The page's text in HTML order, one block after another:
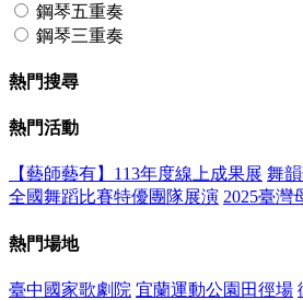
鋼琴五重奏
鋼琴三重奏
熱門搜尋
熱門活動
【藝師藝有】113年度線上成果展 舞
全國舞蹈比賽特優團隊展演 2025臺灣
熱門場地
臺中國家歌劇院 宜蘭運動公園田徑場